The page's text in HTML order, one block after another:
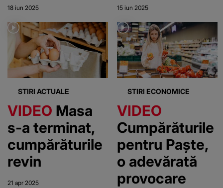
Femeia i-a
găsit trupul
neînsuflețit
când s-a
întors acasă
18 iun 2025 15 iun 2025
STIRI ACTUALE
VIDEO Masa
s-a terminat,
cumpărăturile
revin
21 apr 2025
STIRI ECONOMICE
VIDEO
Cumpărăturile
pentru Paște,
o adevărată
provocare